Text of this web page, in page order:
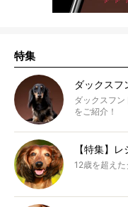
特集
ダックスフ
ダックスフ
をご紹介！
【特集】
12歳を超えた